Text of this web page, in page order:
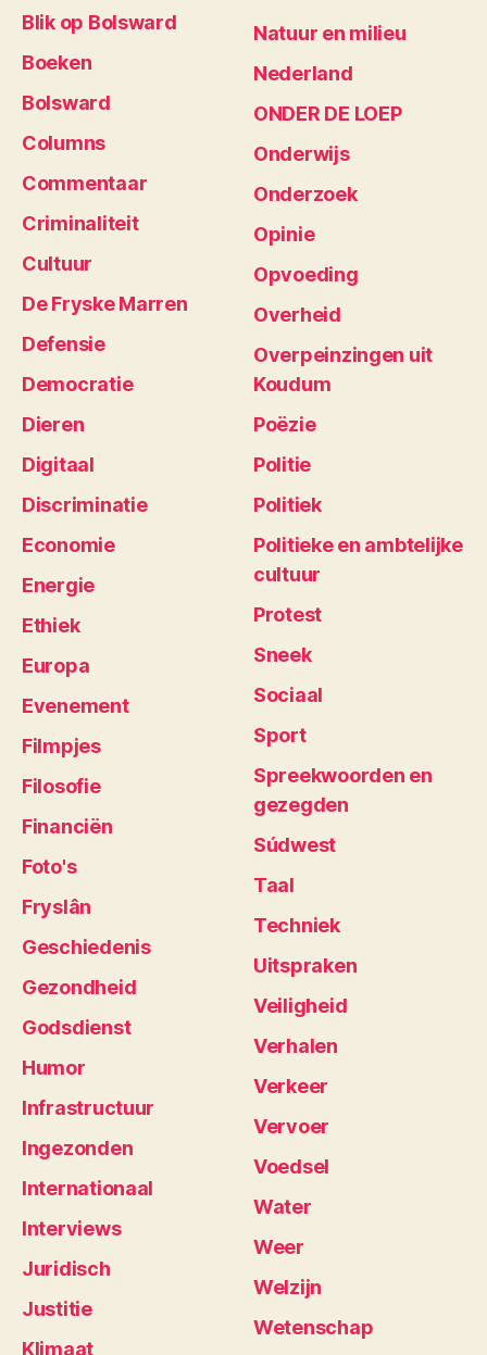
Blik op Bolsward
Boeken
Bolsward
Columns
Commentaar
Criminaliteit
Cultuur
De Fryske Marren
Defensie
Democratie
Dieren
Digitaal
Discriminatie
Economie
Energie
Ethiek
Europa
Evenement
Filmpjes
Filosofie
Financiën
Foto's
Fryslân
Geschiedenis
Gezondheid
Godsdienst
Humor
Infrastructuur
Ingezonden
Internationaal
Interviews
Juridisch
Justitie
Klimaat
Natuur en milieu
Nederland
ONDER DE LOEP
Onderwijs
Onderzoek
Opinie
Opvoeding
Overheid
Overpeinzingen uit
Koudum
Poëzie
Politie
Politiek
Politieke en ambtelijke
cultuur
Protest
Sneek
Sociaal
Sport
Spreekwoorden en
gezegden
Súdwest
Taal
Techniek
Uitspraken
Veiligheid
Verhalen
Verkeer
Vervoer
Voedsel
Water
Weer
Welzijn
Wetenschap